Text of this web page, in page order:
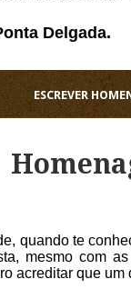
Delgada.
ESCREVER
quando te
mesmo com
acreditar que